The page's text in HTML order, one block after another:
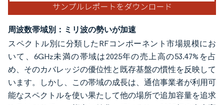
周波数帯域別：ミリ波の勢いが加速
スペクトル別に分類したRFコンポーネント市場規模にお
いて、6GHz未満の帯域は2025年の売上高の53.47%を占
め、そのカバレッジの優位性と既存基盤の慣性を反映して
います。しかし、この帯域の成長は、通信事業者が利用可
能なスペクトルを使い果たして他の場所で追加容量を追求